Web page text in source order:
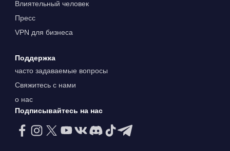
Влиятельный человек
Пресс
VPN для бизнеса
Поддержка
часто задаваемые вопросы
Свяжитесь с нами
о нас
Подписывайтесь на нас